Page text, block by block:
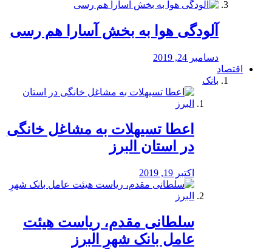
آلودگی هوا به بخش آسارا هم رسی
دسامبر 24, 2019
اقتصاد
بانک
️اعطا تسیهلات به مشاغل خانگی
در استان البرز
اکتبر 19, 2019
سلطانی مقدم، ریاست هیئت
عامل بانک شهرِ البرز